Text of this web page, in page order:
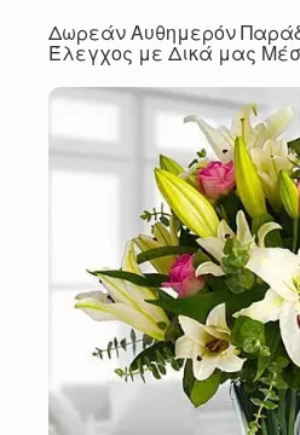
Δωρεάν Αυθημερόν
Έλεγχος με Δικά μας